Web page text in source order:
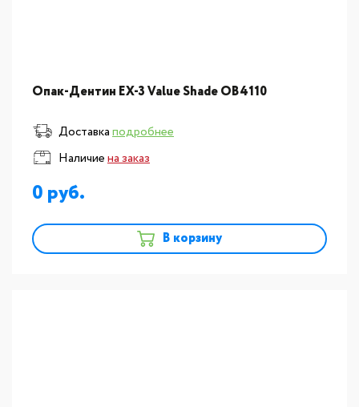
Опак-Дентин EX-3 Value Shade OB4110
Доставкаподробнее
Наличиена заказ
0
В корзину